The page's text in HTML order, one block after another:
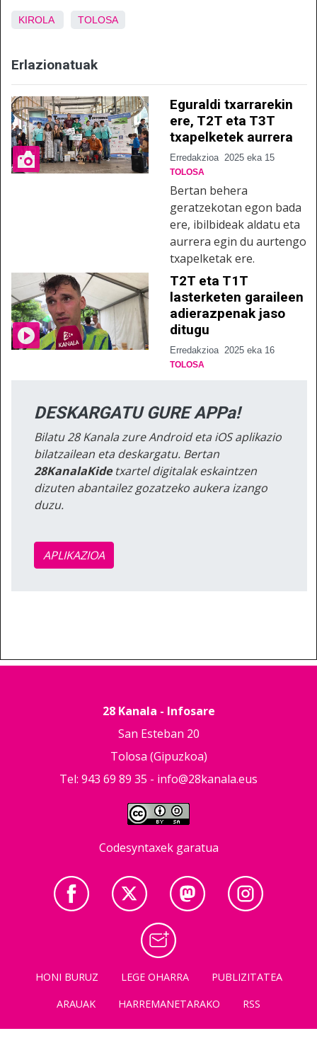
KIROLA TOLOSA
Erlazionatuak
Eguraldi txarrarekin
ere, T2T eta T3T
txapelketek aurrera
Erredakzioa 2025 eka 15
TOLOSA
Bertan behera
geratzekotan egon bada
ere, ibilbideak aldatu eta
aurrera egin du aurtengo
txapelketak ere.
T2T eta T1T
lasterketen garaileen
adierazpenak jaso
ditugu
Erredakzioa 2025 eka 16
TOLOSA
DESKARGATU GURE APPa!
Bilatu 28 Kanala zure Android eta iOS aplikazio
bilatzailean eta deskargatu. Bertan
28KanalaKidetxartel digitalak eskaintzen
dizuten abantailez gozatzeko aukera izango
duzu.
APLIKAZIOA
28 Kanala - Infosare
San Esteban 20
Tolosa (Gipuzkoa)
Tel: 943 69 89 35 - info@28kanala.eus
Codesyntaxek garatua
HONI BURUZ LEGE OHARRA
PUBLIZITATEA
ARAUAK
HARREMANETARAKO RSS